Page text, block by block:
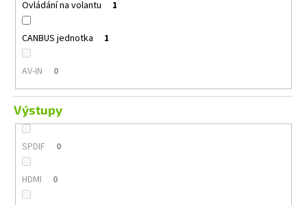
Ovládání na volantu 1
CANBUS jednotka 1
AV-IN 0
Výstupy
SPDIF 0
HDMI 0